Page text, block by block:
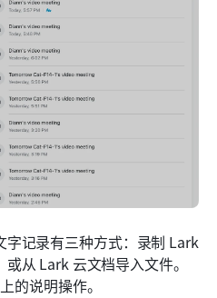
字记录有三种方式：录制 Lark
从 Lark 云文档导入文件。
的说明操作。